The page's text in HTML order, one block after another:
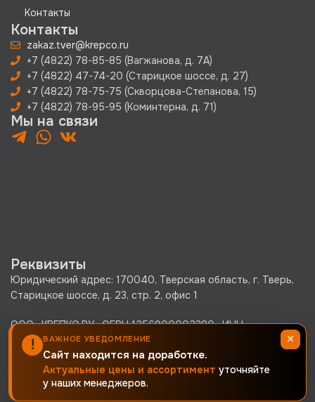
Контакты
Контакты
zakaz.tver@krepco.ru
+7 (4822) 78-85-85 (Вагжанова, д. 7А)
+7 (4822) 47-74-20 (Старицкое шоссе, д. 27)
+7 (4822) 78-75-75 (Скворцова-Степанова, 15)
+7 (4822) 78-95-95 (Коминтерна, д. 71)
Мы на связи
Реквизиты
Юридический адрес: 170040, Тверская область, г. Тверь,
Старицкое шоссе, д. 23, стр. 2, офис 1
ООО «КРЕПКО.РУ» ОГРН 1256900002380 · ИНН
6900019171 · КПП 690001001
Политика конфиденциальности
Согласие на обработку персональных данных
! ВАЖНОЕ УВЕДОМЛЕНИЕ
Сайт находится на доработке.
Актуальные цены и ассортимент уточняйте
у наших менеджеров.
×